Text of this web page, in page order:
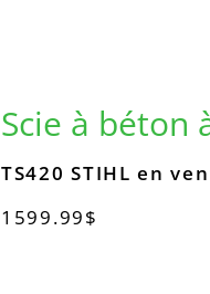
Scie à béton
TS420 STIHL en
1599.99$